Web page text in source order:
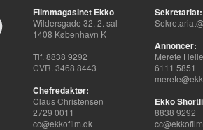
Filmmagasinet Ekko
Wildersgade 32, 2. sal
1408 København K
Tlf. 8838 9292
CVR. 3468 8443
Chefredaktør:
Claus Christensen
2729 0011
cc@ekkofilm.dk
Sekretariat:
Annoncer:
Merete
6111 5851
Ekko
8838 9292